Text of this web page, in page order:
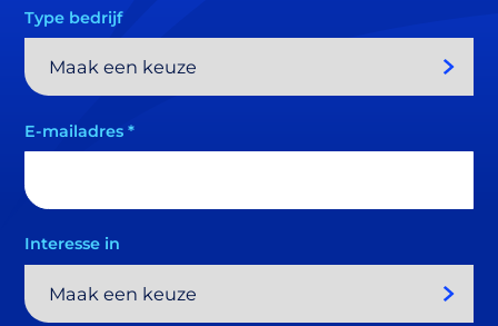
Type bedrijf
E-mailadres*
Interesse in